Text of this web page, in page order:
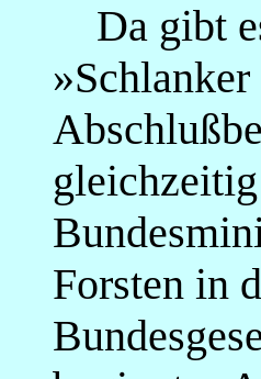
Da gibt
Forsten in